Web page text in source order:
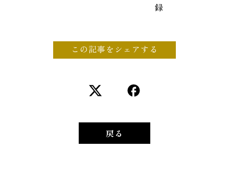
録
この記事をシェアする
戻る